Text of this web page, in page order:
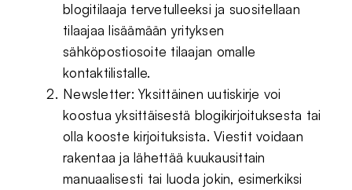
blogitilaaja tervetulleeksi ja suositellaan
tilaajaa lisäämään yrityksen
sähköpostiosoite tilaajan omalle
kontaktilistalle.
Newsletter: Yksittäinen uutiskirje voi
koostua yksittäisestä blogikirjoituksesta tai
olla kooste kirjoituksista. Viestit voidaan
rakentaa ja lähettää kuukausittain
manuaalisesti tai luoda jokin, esimerkiksi